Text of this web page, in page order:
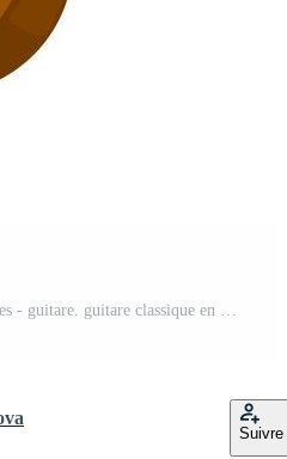
instrument de musique à cordes - guitare. guitare classique en bois. illustration vectorielle isolée sur fond blanc. Vecteur Pro
Suivre